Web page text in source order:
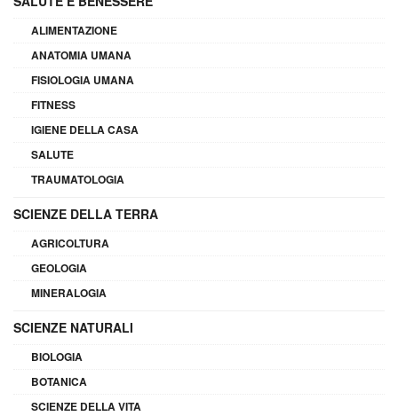
ALIMENTAZIONE
ANATOMIA UMANA
FISIOLOGIA UMANA
FITNESS
IGIENE DELLA CASA
SALUTE
TRAUMATOLOGIA
SCIENZE DELLA TERRA
AGRICOLTURA
GEOLOGIA
MINERALOGIA
SCIENZE NATURALI
BIOLOGIA
BOTANICA
SCIENZE DELLA VITA